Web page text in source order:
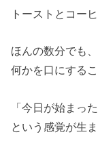
トーストとコー
ほんの数分でも、
何かを口にするこ
「今日が始まった
という感覚が生ま